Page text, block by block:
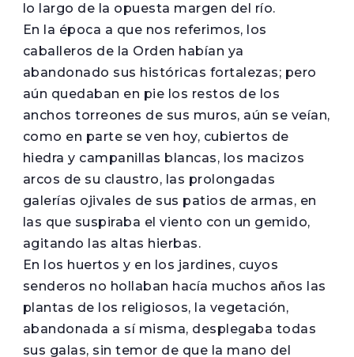
lo largo de la opuesta margen del río.
En la época a que nos referimos, los
caballeros de la Orden habían ya
abandonado sus históricas fortalezas; pero
aún quedaban en pie los restos de los
anchos torreones de sus muros, aún se veían,
como en parte se ven hoy, cubiertos de
hiedra y campanillas blancas, los macizos
arcos de su claustro, las prolongadas
galerías ojivales de sus patios de armas, en
las que suspiraba el viento con un gemido,
agitando las altas hierbas.
En los huertos y en los jardines, cuyos
senderos no hollaban hacía muchos años las
plantas de los religiosos, la vegetación,
abandonada a sí misma, desplegaba todas
sus galas, sin temor de que la mano del